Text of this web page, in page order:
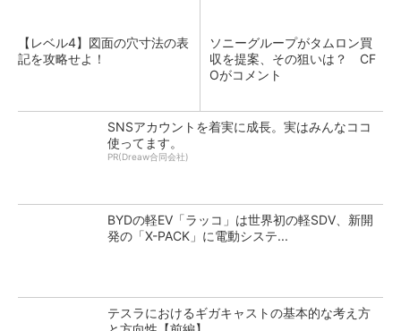
【レベル4】図面の穴寸法の表
記を攻略せよ！
ソニーグループがタムロン買
収を提案、その狙いは？ CF
Oがコメント
SNSアカウントを着実に成長。実はみんなココ
使ってます。
PR(Dreaw合同会社)
BYDの軽EV「ラッコ」は世界初の軽SDV、新開
発の「X-PACK」に電動システ...
テスラにおけるギガキャストの基本的な考え方